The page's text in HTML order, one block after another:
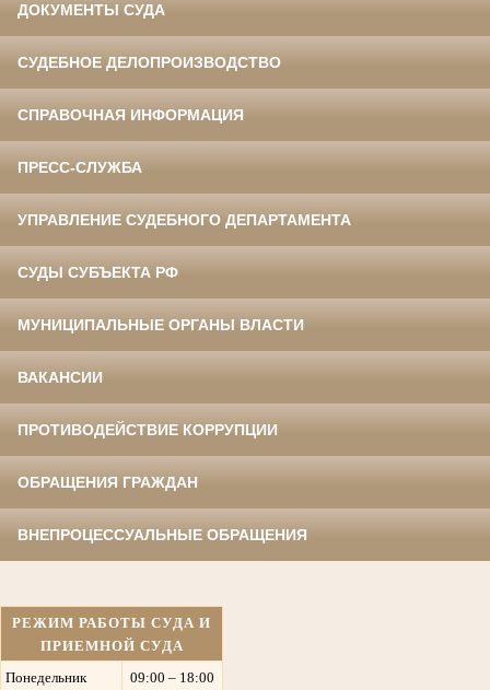
ДОКУМЕНТЫ СУДА
СУДЕБНОЕ ДЕЛОПРОИЗВОДСТВО
СПРАВОЧНАЯ ИНФОРМАЦИЯ
ПРЕСС-СЛУЖБА
УПРАВЛЕНИЕ СУДЕБНОГО ДЕПАРТАМЕНТА
СУДЫ СУБЪЕКТА РФ
МУНИЦИПАЛЬНЫЕ ОРГАНЫ ВЛАСТИ
ВАКАНСИИ
ПРОТИВОДЕЙСТВИЕ КОРРУПЦИИ
ОБРАЩЕНИЯ ГРАЖДАН
ВНЕПРОЦЕССУАЛЬНЫЕ ОБРАЩЕНИЯ
РЕЖИМ РАБОТЫ СУДА И
ПРИЕМНОЙ СУДА
Понедельник
09:00 – 18:00